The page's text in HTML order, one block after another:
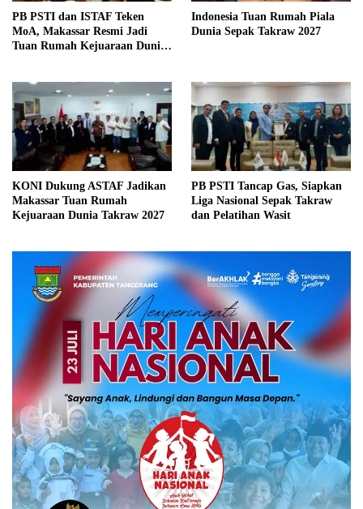
PB PSTI dan ISTAF Teken
MoA, Makassar Resmi Jadi
Tuan Rumah Kejuaraan Dunia
Indonesia Tuan Rumah Piala
Dunia Sepak Takraw 2027
KONI Dukung ASTAF Jadikan
Makassar Tuan Rumah
Kejuaraan Dunia Takraw 2027
PB PSTI Tancap Gas, Siapkan
Liga Nasional Sepak Takraw
dan Pelatihan Wasit